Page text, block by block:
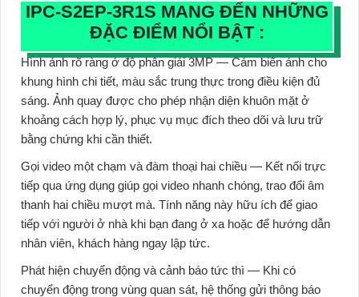
IPC-S2EP-3R1S MANG ĐẾN NHỮNG
ĐẶC ĐIỂM NỔI BẬT :
Hình ảnh rõ ràng ở độ phân giải 3MP— Cảm biến ảnh cho
khung hình chi tiết, màu sắc trung thực trong điều kiện đủ
sáng. Ảnh quay được cho phép nhận diện khuôn mặt ở
khoảng cách hợp lý, phục vụ mục đích theo dõi và lưu trữ
bằng chứng khi cần thiết.
Gọi video một chạm và đàm thoại hai chiều — Kết nối trực
tiếp qua ứng dụng giúp gọi video nhanh chóng, trao đổi âm
thanh hai chiều mượt mà. Tính năng này hữu ích để giao
tiếp với người ở nhà khi bạn đang ở xa hoặc để hướng dẫn
nhân viên, khách hàng ngay lập tức.
Phát hiện chuyển động và cảnh báo tức thì — Khi có
chuyển động trong vùng quan sát, hệ thống gửi thông báo